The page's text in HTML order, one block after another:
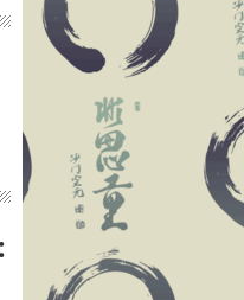
le transfert et